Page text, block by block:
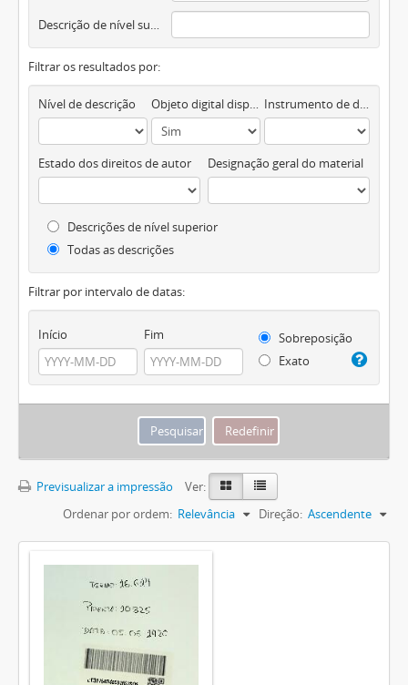
Descrição de nível superior
Filtrar os resultados por:
Nível de descrição Objeto digital disponível Instrumento de descrição documental
Estado dos direitos de autor Designação geral do material
Descrições de nível superior
Todas as descrições
Filtrar por intervalo de datas:
Início Fim
Sobreposição
Exato
Previsualizar a impressão
Ver:
Ordenar por ordem: Relevância Direção: Ascendente